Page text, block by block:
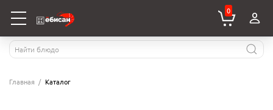
0
Главная Каталог